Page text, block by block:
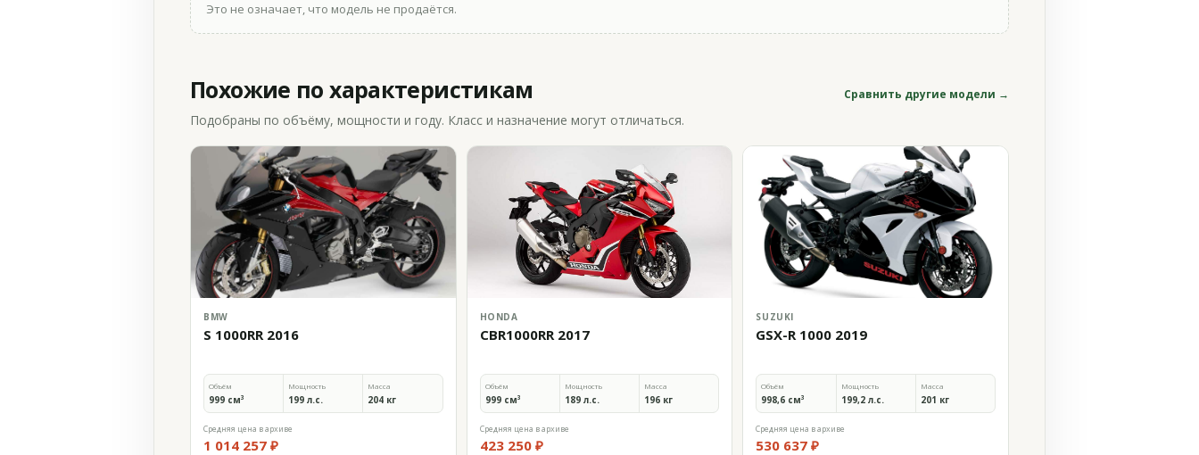
Это не означает, что модель не продаётся.
Похожие по характеристикам Сравнить другие модели →
Подобраны по объёму, мощности и году. Класс и назначение могут отличаться.
BMW
S 1000RR 2016
Объём
999 см³
Мощность
199 л.с.
Масса
204 кг
Средняя цена в архиве
1 014 257 ₽
HONDA
CBR1000RR 2017
Объём
999 см³
Мощность
189 л.с.
Масса
196 кг
Средняя цена в архиве
423 250 ₽
SUZUKI
GSX-R 1000 2019
Объём
998,6 см³
Мощность
199,2 л.с.
Масса
201 кг
Средняя цена в архиве
530 637 ₽